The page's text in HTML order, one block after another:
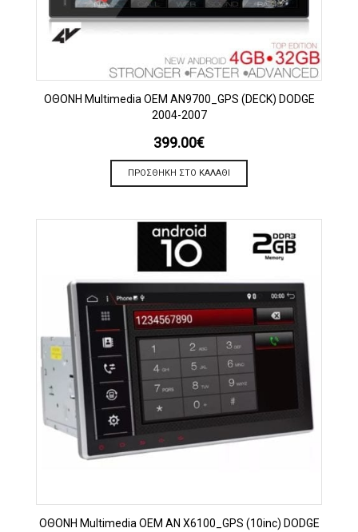
OΘΟΝΗ Multimedia OEM AN9700_GPS (DECK) DODGE
2004-2007
399.00€
ΠΡΟΣΘΉΚΗ ΣΤΟ ΚΑΛΆΘΙ
OΘΟΝΗ Multimedia OEM AN X6100_GPS (10inc) DODGE